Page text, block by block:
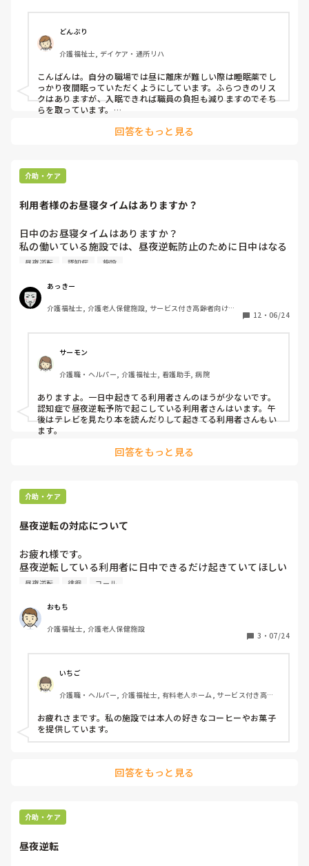
・排泄リズム
利尿剤の影響や残尿感があるのかトイレが頻回で、日中は2-
3時間に一度だが夜間は一時間に一回、ひどいと5-10分に一
回の頻度。毎回排尿があるわけではなく、トイレに行った事
を忘れて何度も行ってしまう印象。また眠れず退屈なのも要
因か？
夜間は完全に不眠、断眠。まとまって寝れていても30分から
ふらつきが強くなると再度転倒するリスクが上がるため判断
に迷うとのこと。
昼間起こしておくべきだが、離床中に常に見守りが必要なた
めその人員を割くことが現状難しい(その方の見守りに1名充
てると他の方の入浴が滞る、といった感じでバランスが悪
い)。
以上3点が今後の対応を考える上でのポイントになるかと考
センサーの使用状況についてはリハに相談中で、トイレとベ
ッドを近づけてL字柵をつける等居室環境面から代替策を練
んか？知恵をお貸しください！！
どんぶり
介護福祉士, デイケア・通所リハ
こんばんは。自分の職場では昼に離床が難しい際は睡眠薬でし
っかり夜間眠っていただくようにしています。ふらつきのリス
クはありますが、入眠できれば職員の負担も減りますのでそち
らを取っています。
行けて職員の介助負担の軽減を目指しています。最初は拒否が
回答をもっと見る
介助・ケア
利用者様のお昼寝タイムはありますか？
日中のお昼寝タイムはありますか？
私の働いている施設では、昼夜逆転防止のために日中はなる
べく寝させないようにと上から言われています。
昼夜逆転 認知症 施設
あっきー
介護福祉士, 介護老人保健施設, サービス付き高齢者向け住
12 ・ 06/24
サーモン
介護職・ヘルパー, 介護福祉士, 看護助手, 病院
ありますよ。一日中起きてる利用者さんのほうが少ないです。
認知症で昼夜逆転予防で起こしている利用者さんはいます。午
後はテレビを見たり本を読んだりして起きてる利用者さんもい
ます。
回答をもっと見る
介助・ケア
昼夜逆転の対応について
お疲れ様です。
昼夜逆転している利用者に日中できるだけ起きていてほしい
時、皆さんの職場ではどのような対応をとっていますか？
です。
うちではテレビを観てもらったり、時間があればレクをして
いますが、すぐに飽きて寝ようとされます。
昼夜逆転 徘徊 コール
おもち
介護福祉士, 介護老人保健施設
3 ・ 07/24
いちご
介護職・ヘルパー, 介護福祉士, 有料老人ホーム, サービス付き高齢
お疲れさまです。私の施設では本人の好きなコーヒーやお菓子
を提供しています。
回答をもっと見る
介助・ケア
昼夜逆転